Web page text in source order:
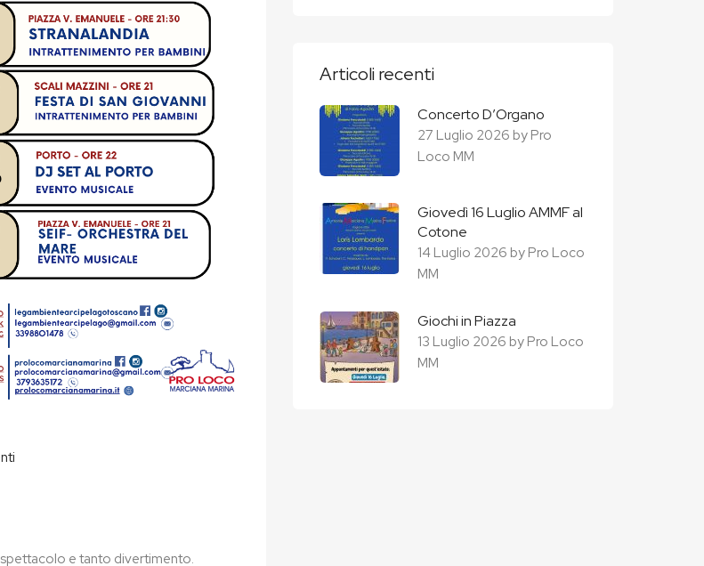
spettacolo e tanto divertimento.
Articoli recenti
Concerto D’Organo
27 Luglio 2026 by Pro
Loco MM
Giovedì 16 Luglio AMMF al
Cotone
14 Luglio 2026 by Pro Loco
MM
Giochi in Piazza
13 Luglio 2026 by Pro Loco
MM